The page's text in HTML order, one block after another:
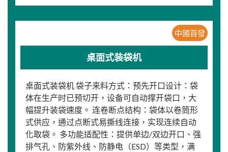
中國首發
桌面式装袋机
桌面式装袋机 袋子来料方式：预先开口设计：袋
体在生产时已预切开，设备可自动撑开袋口，大
幅提升装袋速度。 连卷断点结构：袋体以卷筒形
式供应，通过点断式易撕线连接，实现连续自动
化取袋。 多功能适配性：提供单边/双边开口、强
排气孔、防紫外线、防静电（ESD）等类型，满